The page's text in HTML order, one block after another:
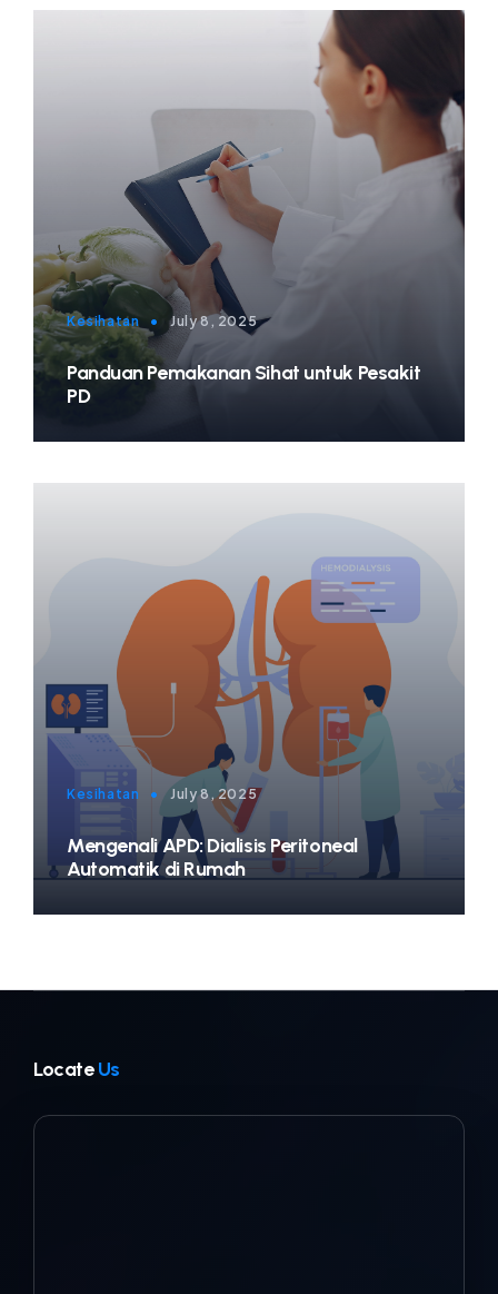
Kesihatan • July 8, 2025
Panduan Pemakanan Sihat untuk Pesakit
PD
Kesihatan • July 8, 2025
Mengenali APD: Dialisis Peritoneal
Automatik di Rumah
LocateUs